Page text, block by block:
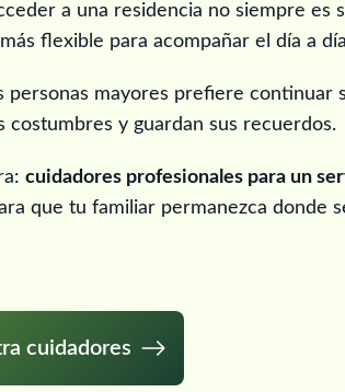
a una residencia no siempre es
flexible para acompañar el día a
personas mayores prefiere continuar
y guardan sus recuerdos.
cuidadores profesionales para un
que tu familiar permanezca donde
cuidadores